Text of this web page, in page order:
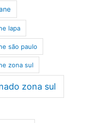
lapa
são paulo
zona sul
zona sul